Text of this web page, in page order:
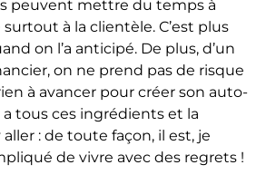
peuvent mettre du temps à
surtout à la clientèle. C’est plus
on l’a anticipé. De plus, d’un
on ne prend pas de risque
à avancer pour créer son auto-
a tous ces ingrédients et la
: de toute façon, il est, je
de vivre avec des regrets !